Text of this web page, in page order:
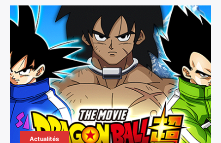
Actualités